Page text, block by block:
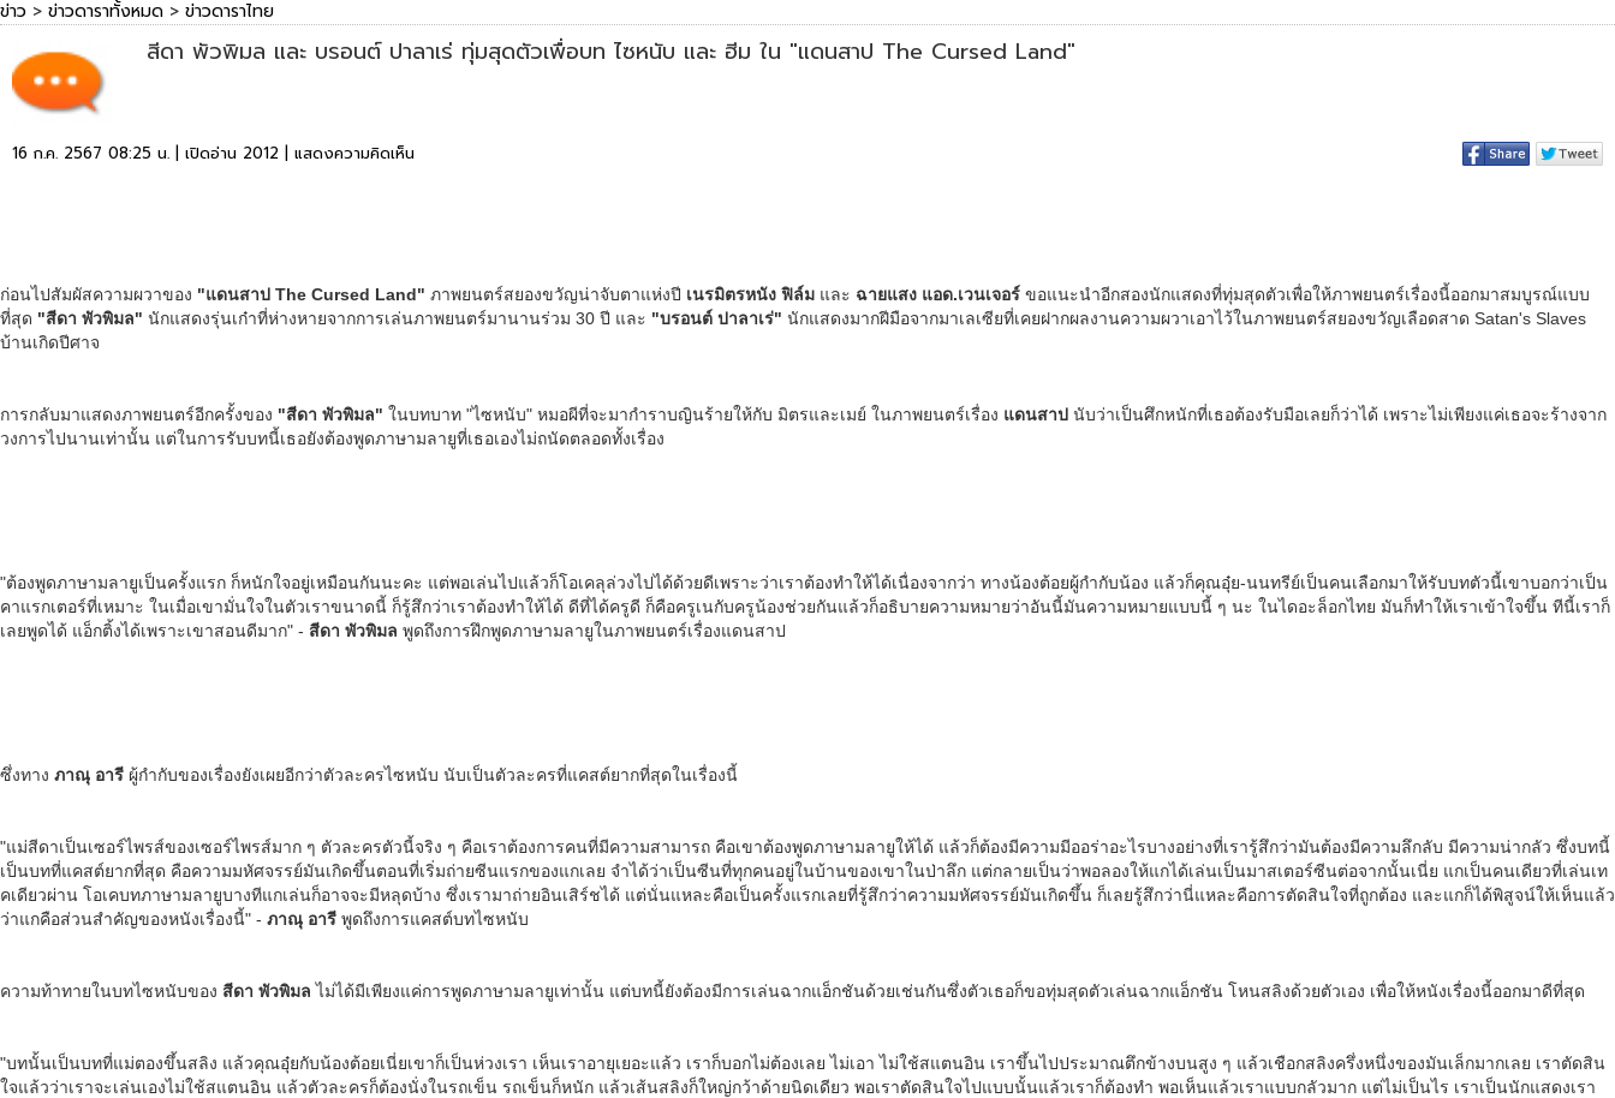
ข่าว > ข่าวดาราทั้งหมด > ข่าวดาราไทย
สีดา พัวพิมล และ บรอนต์ ปาลาเร่ ทุ่มสุดตัวเพื่อบท ไซหนับ และ ฮีม ใน "แดนสาป The Cursed Land"
16 ก.ค. 2567 08:25 น. | เปิดอ่าน 2012 | แสดงความคิดเห็น
ก่อนไปสัมผัสความผวาของ "แดนสาป The Cursed Land" ภาพยนตร์สยองขวัญน่าจับตาแห่งปี เนรมิตรหนัง ฟิล์ม และ ฉายแสง แอด.เวนเจอร์ ขอแนะนำอีกสองนักแสดงที่ทุ่มสุดตัวเพื่อให้ภาพยนตร์เรื่องนี้ออกมาสมบูรณ์แบบ
ที่สุด "สีดา พัวพิมล" นักแสดงรุ่นเก๋าที่ห่างหายจากการเล่นภาพยนตร์มานานร่วม 30 ปี และ "บรอนต์ ปาลาเร่" นักแสดงมากฝีมือจากมาเลเซียที่เคยฝากผลงานความผวาเอาไว้ในภาพยนตร์สยองขวัญเลือดสาด Satan's Slaves
บ้านเกิดปีศาจ
การกลับมาแสดงภาพยนตร์อีกครั้งของ "สีดา พัวพิมล" ในบทบาท "ไซหนับ" หมอผีที่จะมากำราบญินร้ายให้กับ มิตรและเมย์ ในภาพยนตร์เรื่อง แดนสาป นับว่าเป็นศึกหนักที่เธอต้องรับมือเลยก็ว่าได้ เพราะไม่เพียงแค่เธอจะร้างจาก
วงการไปนานเท่านั้น แต่ในการรับบทนี้เธอยังต้องพูดภาษามลายูที่เธอเองไม่ถนัดตลอดทั้งเรื่อง
"ต้องพูดภาษามลายูเป็นครั้งแรก ก็หนักใจอยู่เหมือนกันนะคะ แต่พอเล่นไปแล้วก็โอเคลุล่วงไปได้ด้วยดีเพราะว่าเราต้องทำให้ได้เนื่องจากว่า ทางน้องต้อยผู้กำกับน้อง แล้วก็คุณอุ๋ย-นนทรีย์เป็นคนเลือกมาให้รับบทตัวนี้เขาบอกว่าเป็น
คาแรกเตอร์ที่เหมาะ ในเมื่อเขามั่นใจในตัวเราขนาดนี้ ก็รู้สึกว่าเราต้องทำให้ได้ ดีที่ได้ครูดี ก็คือครูเนกับครูน้องช่วยกันแล้วก็อธิบายความหมายว่าอันนี้มันความหมายแบบนี้ ๆ นะ ในไดอะล็อกไทย มันก็ทำให้เราเข้าใจขึ้น ทีนี้เราก็
เลยพูดได้ แอ็กติ้งได้เพราะเขาสอนดีมาก" - สีดา พัวพิมล พูดถึงการฝึกพูดภาษามลายูในภาพยนตร์เรื่องแดนสาป
ซึ่งทาง ภาณุ อารี ผู้กำกับของเรื่องยังเผยอีกว่าตัวละครไซหนับ นับเป็นตัวละครที่แคสต์ยากที่สุดในเรื่องนี้
"แม่สีดาเป็นเซอร์ไพรส์ของเซอร์ไพรส์มาก ๆ ตัวละครตัวนี้จริง ๆ คือเราต้องการคนที่มีความสามารถ คือเขาต้องพูดภาษามลายูให้ได้ แล้วก็ต้องมีความมีออร่าอะไรบางอย่างที่เรารู้สึกว่ามันต้องมีความลึกลับ มีความน่ากลัว ซึ่งบทนี้
เป็นบทที่แคสต์ยากที่สุด คือความมหัศจรรย์มันเกิดขึ้นตอนที่เริ่มถ่ายซีนแรกของแกเลย จำได้ว่าเป็นซีนที่ทุกคนอยู่ในบ้านของเขาในป่าลึก แต่กลายเป็นว่าพอลองให้แกได้เล่นเป็นมาสเตอร์ซีนต่อจากนั้นเนี่ย แกเป็นคนเดียวที่เล่นเท
คเดียวผ่าน โอเคบทภาษามลายูบางทีแกเล่นก็อาจจะมีหลุดบ้าง ซึ่งเรามาถ่ายอินเสิร์ชได้ แต่นั่นแหละคือเป็นครั้งแรกเลยที่รู้สึกว่าความมหัศจรรย์มันเกิดขึ้น ก็เลยรู้สึกว่านี่แหละคือการตัดสินใจที่ถูกต้อง และแกก็ได้พิสูจน์ให้เห็นแล้ว
ว่าแกคือส่วนสำคัญของหนังเรื่องนี้" - ภาณุ อารี พูดถึงการแคสต์บทไซหนับ
ความท้าทายในบทไซหนับของ สีดา พัวพิมล ไม่ได้มีเพียงแค่การพูดภาษามลายูเท่านั้น แต่บทนี้ยังต้องมีการเล่นฉากแอ็กชันด้วยเช่นกันซึ่งตัวเธอก็ขอทุ่มสุดตัวเล่นฉากแอ็กชัน โหนสลิงด้วยตัวเอง เพื่อให้หนังเรื่องนี้ออกมาดีที่สุด
"บทนั้นเป็นบทที่แม่ตองขึ้นสลิง แล้วคุณอุ๋ยกับน้องต้อยเนี่ยเขาก็เป็นห่วงเรา เห็นเราอายุเยอะแล้ว เราก็บอกไม่ต้องเลย ไม่เอา ไม่ใช้สแตนอิน เราขึ้นไปประมาณตึกข้างบนสูง ๆ แล้วเชือกสลิงครึ่งหนึ่งของมันเล็กมากเลย เราตัดสิน
ใจแล้วว่าเราจะเล่นเองไม่ใช้สแตนอิน แล้วตัวละครก็ต้องนั่งในรถเข็น รถเข็นก็หนัก แล้วเส้นสลิงก็ใหญ่กว้าด้ายนิดเดียว พอเราตัดสินใจไปแบบนั้นแล้วเราก็ต้องทำ พอเห็นแล้วเราแบบกลัวมาก แต่ไม่เป็นไร เราเป็นนักแสดงเรา